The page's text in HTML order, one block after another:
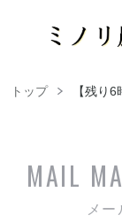
トップ 【残り
MAIL
メ